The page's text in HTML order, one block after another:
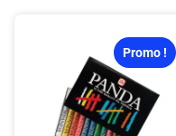
Promo !